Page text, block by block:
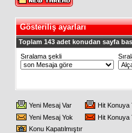
Gösteriliş ayarları
Toplam 143 adet konudan sayfa
Sıralama şekli
Yeni Mesaj Var
Hit Konuya
Yeni Mesaj Yok
Hit Konuya
Konu Kapatılmıştır